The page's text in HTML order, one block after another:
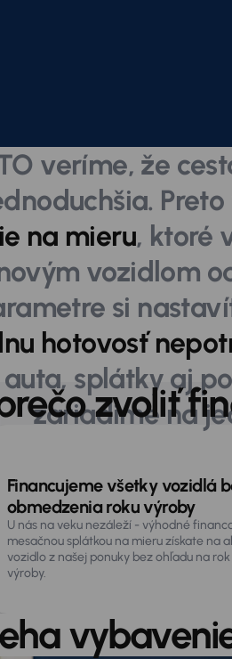
veríme, že
na mieru, ktoré
vozidlom
si
hotovosť
auta, splátky aj
zariadime na
zvoliť
Financujeme všetky vozidlá
obmedzenia roku výroby
U nás na veku nezáleží - výhodné
mesačnou splátkou na mieru získate na
vozidlo z našej ponuky bez ohľadu na
výroby.